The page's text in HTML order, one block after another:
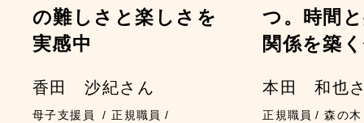
の難しさと楽しさを
実感中
香田 沙紀さん
母子支援員
正規職員
つ。時間
関係を築
本田 和也
正規職員
森の木